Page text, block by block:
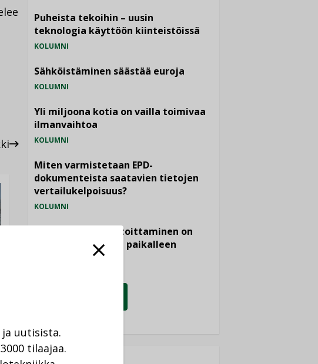
Puheista tekoihin – uusin
teknologia käyttöön kiinteistöissä
KOLUMNI
Sähköistäminen säästää euroja
KOLUMNI
Yli miljoona kotia on vailla toimivaa
ilmanvaihtoa
KOLUMNI
Miten varmistetaan EPD-
dokumenteista saatavien tietojen
vertailukelpoisuus?
KOLUMNI
Vesi- ja viemärimitoittaminen on
jämähtänyt ajassa paikalleen
uutisista.
tilaajaa.